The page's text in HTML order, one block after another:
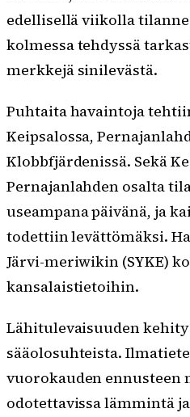
edellisellä viikolla
kolmessa tehdyssä
merkkejä sinilevästä.
Puhtaita havaintoja
Keipsalossa,
Klobbfjärdenissä. Sekä
Pernajanlahden osalta
useampana päivänä, ja
todettiin levättömäksi.
Järvi-meriwikin (SYKE)
kansalaistietoihin.
Lähitulevaisuuden
sääolosuhteista.
vuorokauden ennusteen
odotettavissa lämmintä